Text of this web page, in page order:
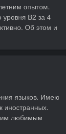
опытом.
уровня В2 за 4
Об этом и
языков. Имею
иностранных.
любимым